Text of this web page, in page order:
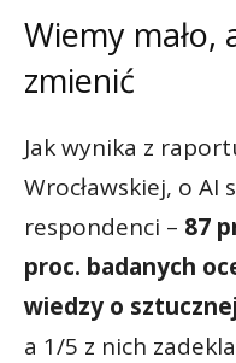
Wiemy mało,
zmienić
Jak wynika z
Wrocławskiej, o AI
respondenci – 87
proc. badanych
wiedzy o
a 1/5 z nich